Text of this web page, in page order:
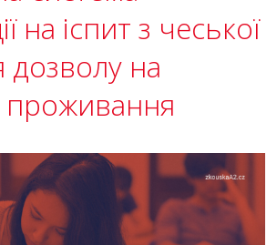
на іспит з чеської
на
проживання